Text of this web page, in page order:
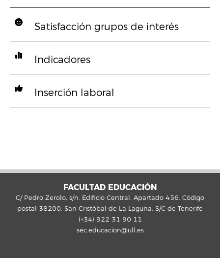
Satisfacción grupos de interés
Indicadores
Inserción laboral
FACULTAD EDUCACIÓN
C/ Pedro Zerolo, s/n. Edificio Central. Apartado 456. Código
postal 38200. San Cristóbal de La Laguna. S/C de Tenerife
(+34) 922 31 90 11
sec.educacion@ull.es